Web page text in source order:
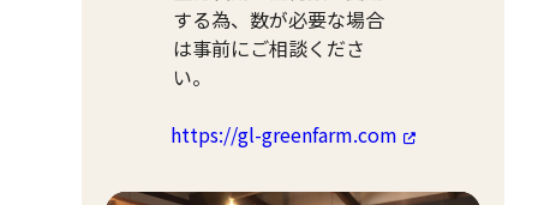
する為、数が必要な場合
は事前にご相談くださ
い。
https://gl-greenfarm.com